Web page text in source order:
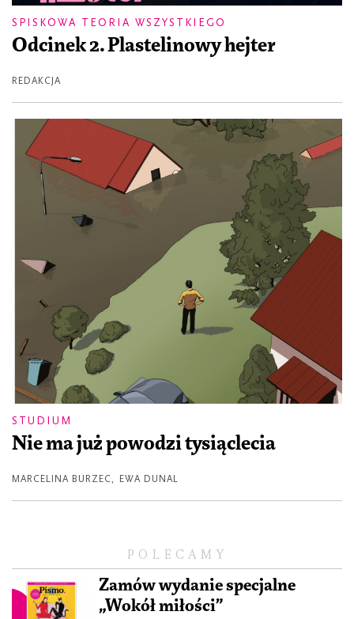
POLECAMY
Zamów wydanie specjalne
„Wokół miłości”
SPISKOWA TEORIA WSZYSTKIEGO
Odcinek 2. Plastelinowy hejter
REDAKCJA
STUDIUM
Nie ma już powodzi tysiąclecia
MARCELINA BURZEC EWA DUNAL